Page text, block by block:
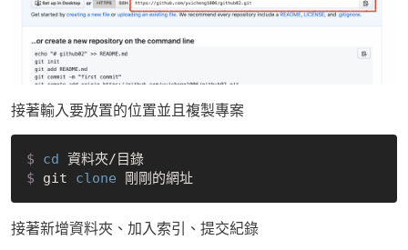
接著輸入要放置的位置並且複製專案
$ cd 資料夾/目錄
$ git clone 剛剛的網址
接著新增資料夾、加入索引、提交紀錄